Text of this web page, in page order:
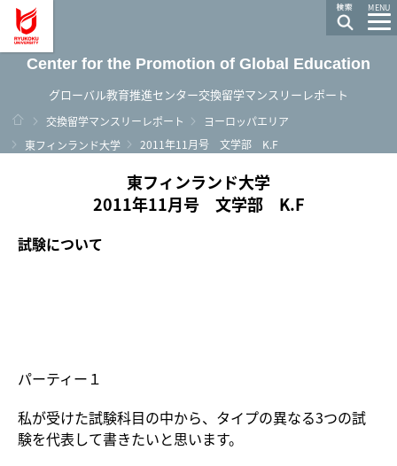
MENU
Center for the Promotion of Global Education
グローバル教育推進センター交換留学マンスリーレポート
ホーム
交換留学マンスリーレポート
ヨーロッパエリア
東フィンランド大学
2011年11月号 文学部 K.F
東フィンランド大学
2011年11月号 文学部 K.F
試験について
パーティー１
私が受けた試験科目の中から、タイプの異なる3つの試
験を代表して書きたいと思います。